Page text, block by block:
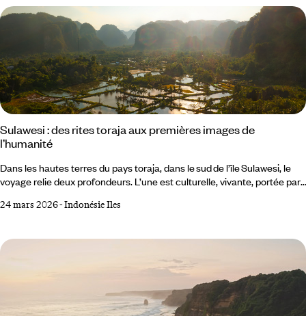
Sulawesi : des rites toraja aux premières images de
l’humanité
Dans les hautes terres du pays toraja, dans le sud de l’île Sulawesi, le
voyage relie deux profondeurs. L’une est culturelle, vivante, portée par
vertigineuse : dans le karst de Maros, des peintures rupestres d’environ
l’histoire humaine prend un relief inattendu. De Makassar au karst de
Maros :
24 mars 2026-Indonésie Iles